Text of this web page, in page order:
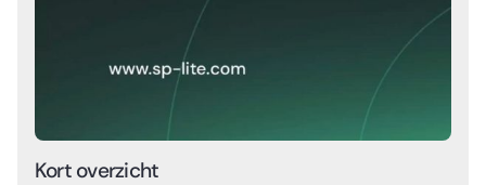
Kort overzicht